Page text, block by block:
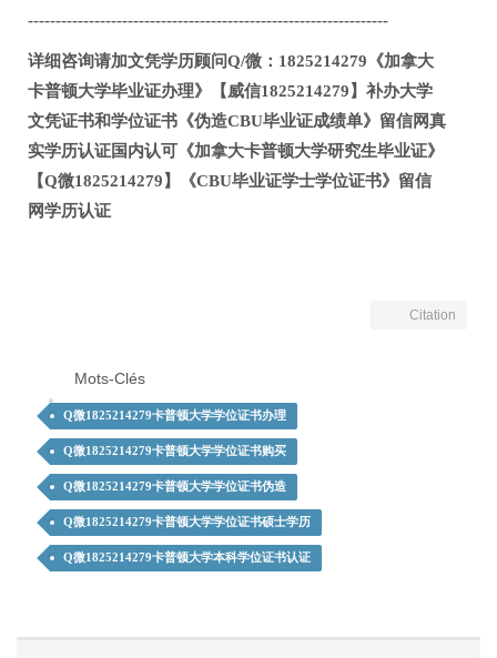
-----------------------------------------------------------------
详细咨询请加文凭学历顾问Q/微：1825214279《加拿大
卡普顿大学毕业证办理》【威信1825214279】补办大学
文凭证书和学位证书《伪造CBU毕业证成绩单》留信网真
实学历认证国内认可《加拿大卡普顿大学研究生毕业证》
【Q微1825214279】《CBU毕业证学士学位证书》留信
网学历认证
Citation
Mots-Clés
Q微1825214279卡普顿大学学位证书办理
Q微1825214279卡普顿大学学位证书购买
Q微1825214279卡普顿大学学位证书伪造
Q微1825214279卡普顿大学学位证书硕士学历
Q微1825214279卡普顿大学本科学位证书认证